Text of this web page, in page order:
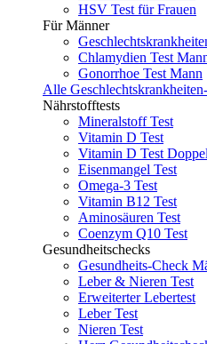
HSV Test für Frauen
Für Männer
Chlamydien Test
Gonorrhoe Test Mann
Alle
Nährstofftests
Mineralstoff Test
Vitamin D Test
Vitamin D Test
Eisenmangel Test
Omega-3 Test
Vitamin B12 Test
Aminosäuren Test
Coenzym Q10 Test
Gesundheitschecks
Gesundheits-Check
Leber & Nieren Test
Erweiterter Lebertest
Leber Test
Nieren Test